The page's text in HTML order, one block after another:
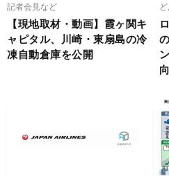
記者会見など
【現地取材・動画】霞ヶ関キ
ャピタル、川崎・東扇島の冷
凍自動倉庫を公開
ど